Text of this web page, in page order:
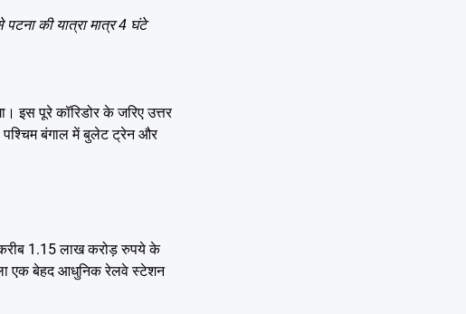
की यात्रा मात्र 4 घंटे
इस पूरे कॉरिडोर के जरिए उत्तर
पश्चिम बंगाल में बुलेट ट्रेन और
करीब 1.15 लाख करोड़ रुपये के
एक बेहद आधुनिक रेलवे स्टेशन